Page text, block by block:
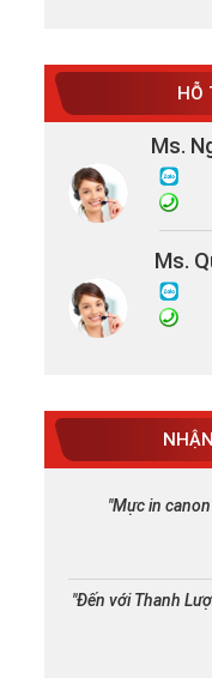
HỖ
Ms.
Ms.
"Mực in
"Đến với Thanh